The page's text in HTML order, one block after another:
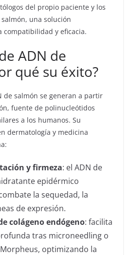
del propio paciente y los
una solución
compatibilidad y eficacia.
ADN de
qué su éxito?
de salmón se generan a partir
fuente de polinucleótidos
a los humanos. Su
dermatología y medicina
y firmeza: el ADN de
epidérmico
la sequedad, la
de expresión.
colágeno endógeno: facilita
tras microneedling o
optimizando la